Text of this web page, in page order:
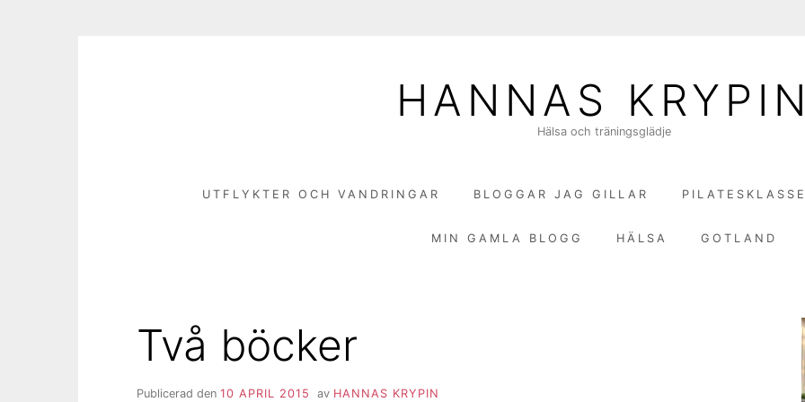
HANNAS
Hälsa och träningsglädje
UTFLYKTER OCH VANDRINGAR BLOGGAR JAG GILLAR
MIN GAMLA BLOGG HÄLSA GOTLAND
Två böcker
Publicerad den 10 APRIL 2015 av HANNAS KRYPIN